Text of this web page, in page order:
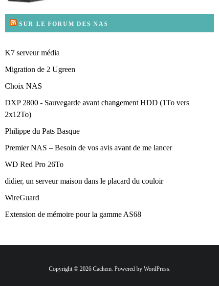
SUR LE FORUM DES NAS
K7 serveur média
Migration de 2 Ugreen
Choix NAS
DXP 2800 - Sauvegarde avant changement HDD (1To vers
2x12To)
Philippe du Pats Basque
Premier NAS – Besoin de vos avis avant de me lancer
WD Red Pro 26To
didier, un serveur maison dans le placard du couloir
WireGuard
Extension de mémoire pour la gamme AS68
Copyright © 2026 Cachem. Powered by WordPress.